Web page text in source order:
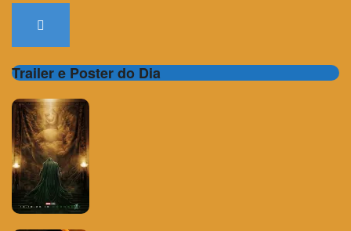
Trailer e Poster do Dia